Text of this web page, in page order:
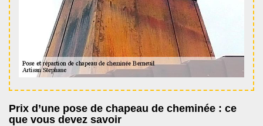
Prix d’une pose de chapeau de cheminée : ce
que vous devez savoir